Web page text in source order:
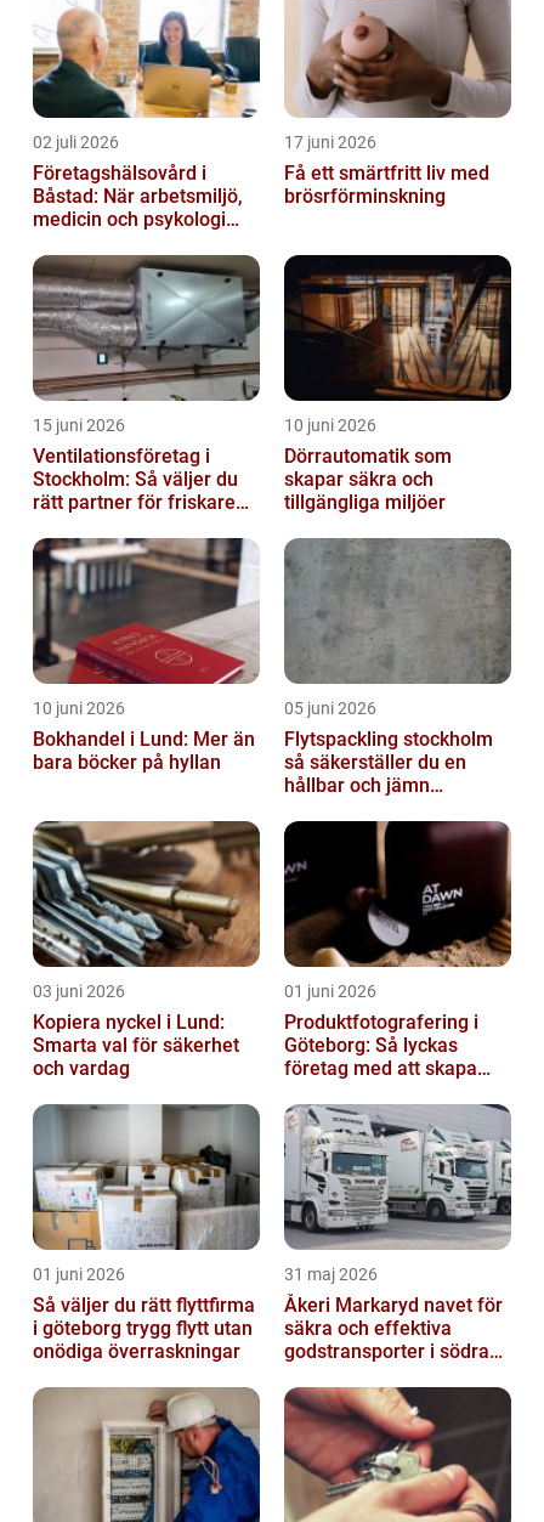
02 juli 2026
Företagshälsovård i
Båstad: När arbetsmiljö,
medicin och psykologi
17 juni 2026
Få ett smärtfritt liv med
brösrförminskning
15 juni 2026
Ventilationsföretag i
Stockholm: Så väljer du
rätt partner för friskare
10 juni 2026
Dörrautomatik som
skapar säkra och
tillgängliga miljöer
10 juni 2026
Bokhandel i Lund: Mer än
bara böcker på hyllan
05 juni 2026
Flytspackling stockholm
så säkerställer du en
hållbar och jämn
03 juni 2026
Kopiera nyckel i Lund:
Smarta val för säkerhet
och vardag
01 juni 2026
Produktfotografering i
Göteborg: Så lyckas
företag med att skapa
01 juni 2026
Så väljer du rätt flyttfirma
i göteborg trygg flytt utan
onödiga överraskningar
31 maj 2026
Åkeri Markaryd navet för
säkra och effektiva
godstransporter i södra